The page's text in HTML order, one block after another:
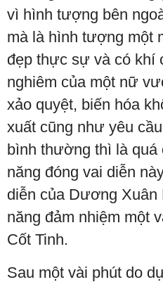
vì hình tượng bên
mà là hình tượng một
đẹp thực sự và có khí
nghiêm của một nữ
xảo quyệt, biến hóa
xuất cũng như yêu
bình thường thì là quá
năng đóng vai diễn
diễn của Dương Xuân
năng đảm nhiệm một
Cốt Tinh.
Sau một vài phút do